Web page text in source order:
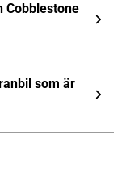
Cobblestone
som är